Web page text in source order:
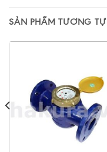
SẢN PHẨM TƯƠNG TỰ